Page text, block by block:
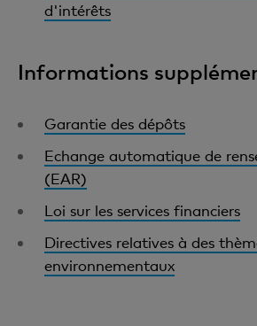
d'intérêts
Informations
Garantie des dépôts
Echange automatique de
(EAR)
Loi sur les services financiers
Directives relatives à des
environnementaux